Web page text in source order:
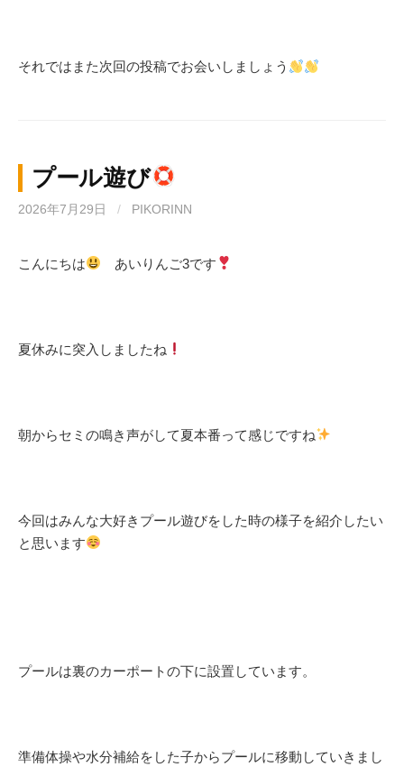
それではまた次回の投稿でお会いしましょう
プール遊び
2026年7月29日 / PIKORINN
こんにちは あいりんご3です
夏休みに突入しましたね
朝からセミの鳴き声がして夏本番って感じですね
今回はみんな大好きプール遊びをした時の様子を紹介したい
と思います
プールは裏のカーポートの下に設置しています。
準備体操や水分補給をした子からプールに移動していきまし